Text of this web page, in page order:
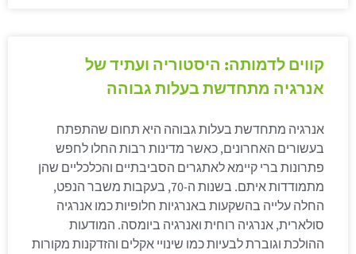
קווים לדמותה: היסטוריה ועתיד של
אנרגיה מתחדשת בעלות גבוהה
אנרגיה מתחדשת בעלות גבוהה היא תחום שהתפתח
בעשורים האחרונים, כאשר מדינות רבות החלו לחפש
פתרונות ברי קיימא לאתגרים הסביבתיים והכלכליים שהן
מתמודדות איתם. בשנות ה-70, בעקבות משבר הנפט,
החלה עלייה בהשקעות באנרגיות חלופיות כמו אנרגיה
סולארית, אנרגיה רוחית ואנרגיה ביומסה. המודעות
ההולכת וגוברת לבעיות כמו שינויי אקלים והזדקנות מקורות